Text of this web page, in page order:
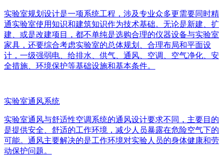
实验室规划设计是一项系统工程，涉及专业众多更需要同时精
通实验室使用知识和建筑知识作为技术基础。无论是新建、扩
建、或是改建项目，都不单纯是选购合理的仪器设备与实验室
家具，还要综合考虑实验室的总体规划、合理布局和平面设
计，一级强弱电、给排水、供气、通风、空调、空气净化、安
全措施、环境保护等基础设施和基本条件。
实验室通风系统
实验室通风与舒适性空调系统的通风设计要求不同，主要目的
是提供安全、舒适的工作环境，减少人员暴露在危险空气下的
可能。通风主要解决的是工作环境对实验人员的身体健康和劳
动保护问题。